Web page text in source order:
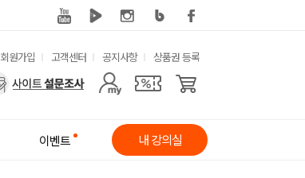
회원가입 고객센터 공지사항 상품권 등록
이벤트 내 강의실